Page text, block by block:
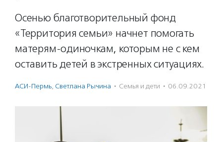
Осенью благотворительный фонд
«Территория семьи» начнет помогать
матерям-одиночкам, которым не с кем
оставить детей в экстренных ситуациях.
АСИ-Пермь, Светлана Рычина · Семья и дети · 06.09.2021